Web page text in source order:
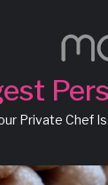
Private Chef